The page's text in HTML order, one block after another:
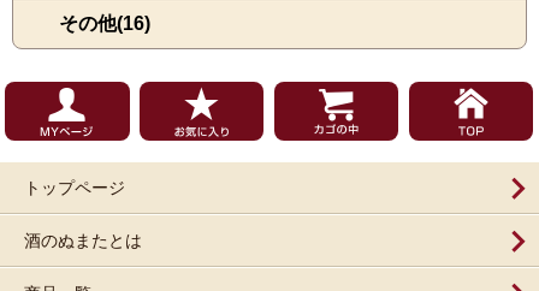
その他(16)
トップページ
酒のぬまたとは